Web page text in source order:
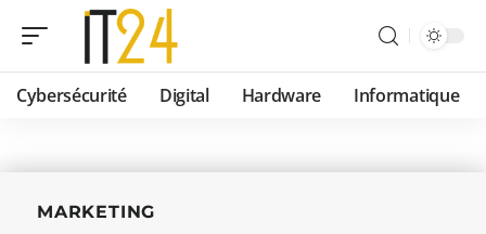
Cybersécurité Digital Hardware Informatique
MARKETING